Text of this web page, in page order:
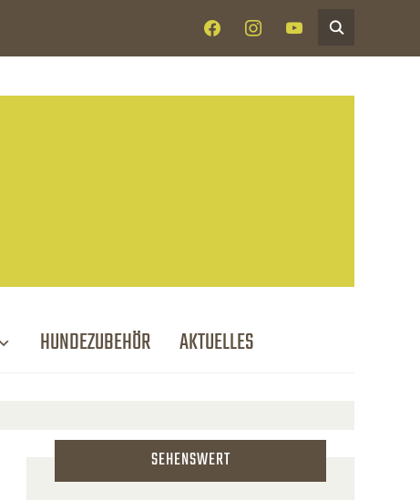
FACEBOOK INSTAGRAMYOUTUBE
HUNDEZUBEHÖR AKTUELLES
SEHENSWERT